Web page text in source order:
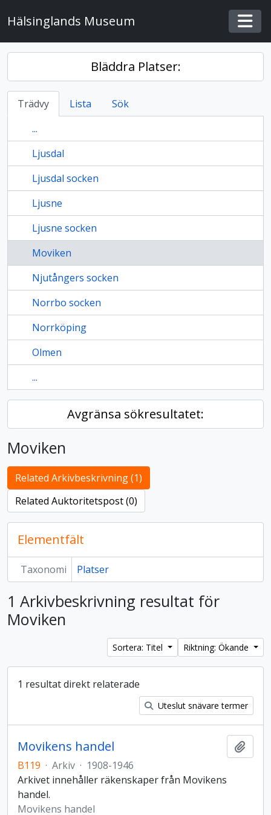
Hälsinglands Museum
Bläddra Platser:
Trädvy Lista
Sök
...
Ljusdal
Ljusdal socken
Ljusne
Ljusne socken
Moviken
Njutångers socken
Norrbo socken
Norrköping
Olmen
...
Avgränsa sökresultatet:
Moviken
Related Arkivbeskrivning (1)
Related Auktoritetspost (0)
Elementfält
Taxonomi Platser
1 Arkivbeskrivning resultat för
Moviken
Sortera: Titel Riktning: Ökande
1 resultat direkt relaterade
Uteslut snävare termer
Movikens handel
B119 · Arkiv · 1908-1946
Arkivet innehåller räkenskaper från Movikens
handel.
Movikens handel